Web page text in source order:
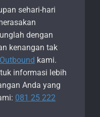
sehari-hari
dengan
kenangan tak
kami.
informasi lebih
Anda yang
081 25 222